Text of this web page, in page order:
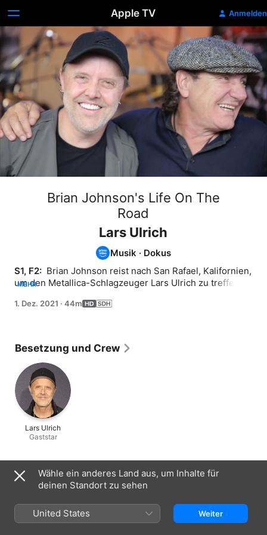
Apple TV Anmelden
Brian Johnson's Life On The
Road
Lars Ulrich
Musik · Dokus
S1, F2: Brian Johnson reist nach San Rafael, Kalifornien,
um den Metallica-Schlagzeuger Lars Ulrich zu treffen,
We May Roam-Tour seiner Band erzählt.
MEHR
1. Dez. 2021 · 44m
Besetzung und Crew
Lars Ulrich
Gaststar
Erschienen
Dauer
44 Min.
Wähle ein anderes Land aus, um Inhalte für
deinen Standort zu sehen
United States Weiter